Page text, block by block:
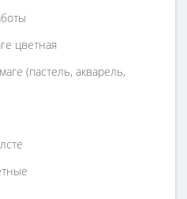
цветная
(пастель, акварель,